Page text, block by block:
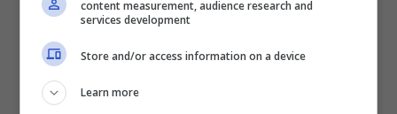
seduta di scarico per i più
impiegati contro il Maccabi
Tel Aviv, attivazione atletica
e partitella a campo ridotto
content measurement, audience research and
services development
Store and/or access information on a device
Learn more